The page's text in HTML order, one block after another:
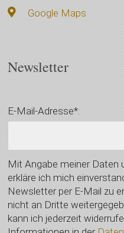
Google Maps
Newsletter
E-Mail-Adresse*:
Mit Angabe meiner Daten
erkläre ich mich
Newsletter per E-Mail zu
nicht an Dritte
kann ich jederzeit